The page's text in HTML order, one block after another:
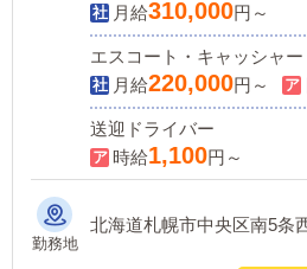
月給310,000円～
エスコート・キャッシャー
月給220,000円～
送迎ドライバー
時給1,100円～
勤務地
北海道札幌市中央区南5